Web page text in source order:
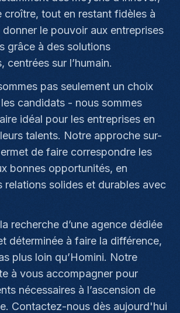
croître, tout en restant fidèles à
le pouvoir aux entreprises
grâce à des solutions
centrées sur l’humain.
pas seulement un choix
candidats - nous sommes
idéal pour les entreprises en
talents. Notre approche sur-
de faire correspondre les
bonnes opportunités, en
relations solides et durables avec
recherche d’une agence dédiée
déterminée à faire la différence,
plus loin qu’Homini. Notre
à vous accompagner pour
nécessaires à l’ascension de
Contactez-nous dès aujourd'hui